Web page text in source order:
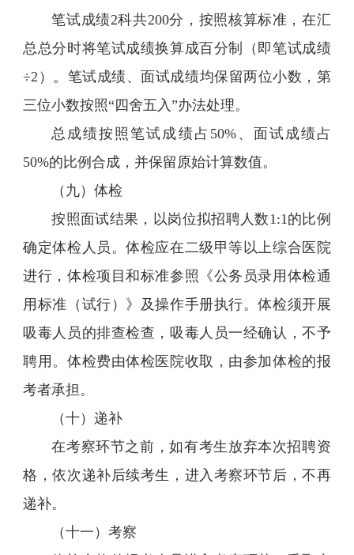
笔试成绩2科共200分，按照核算标准，在汇
总总分时将笔试成绩换算成百分制（即笔试成绩
÷2）。笔试成绩、面试成绩均保留两位小数，第
三位小数按照“四舍五入”办法处理。
总成绩按照笔试成绩占50%、面试成绩占
50%的比例合成，并保留原始计算数值。
（九）体检
按照面试结果，以岗位拟招聘人数1:1的比例
确定体检人员。体检应在二级甲等以上综合医院
进行，体检项目和标准参照《公务员录用体检通
用标准（试行）》及操作手册执行。体检须开展
吸毒人员的排查检查，吸毒人员一经确认，不予
聘用。体检费由体检医院收取，由参加体检的报
考者承担。
（十）递补
在考察环节之前，如有考生放弃本次招聘资
格，依次递补后续考生，进入考察环节后，不再
递补。
（十一）考察